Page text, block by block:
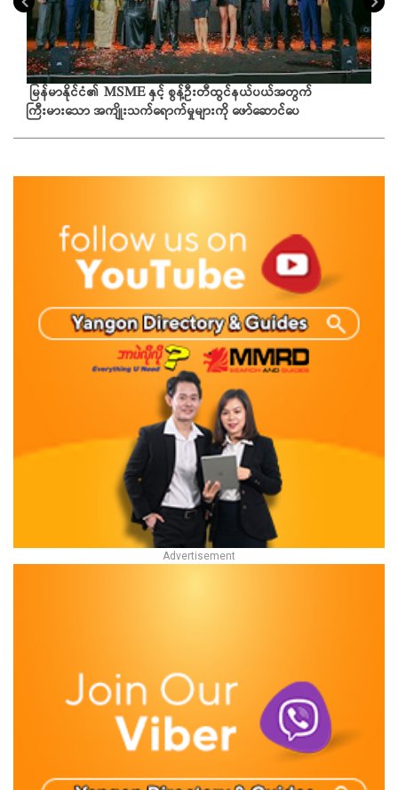
မြန်မာနိုင်ငံ၏ MSME နှင့် စွန့်ဦးတီထွင်နယ်ပယ်အတွက်
ကြီးမားသော အကျိုးသက်ရောက်မှုများကို ဖော်ဆောင်ပေ